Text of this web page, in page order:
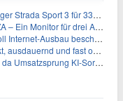
Sport 3 für 337,48€
für drei Arten von Spielen
Ausbau beschleunigen
und fast ohne Falte
KI-Sorgen dämpft